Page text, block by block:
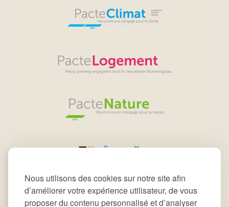
Nous utilisons des cookies sur notre site afin
d’améliorer votre expérience utilisateur, de vous
proposer du contenu personnalisé et d’analyser